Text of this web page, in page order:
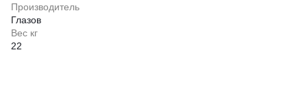
Производитель
Глазов
Вес кг
22